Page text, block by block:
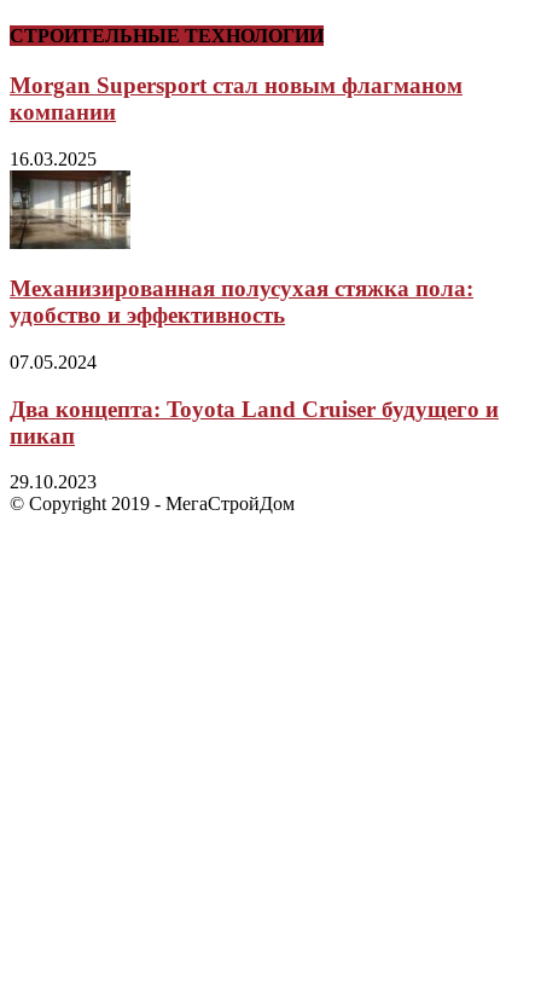
СТРОИТЕЛЬНЫЕ ТЕХНОЛОГИИ
Morgan Supersport стал новым флагманом
компании
16.03.2025
Механизированная полусухая стяжка пола:
удобство и эффективность
07.05.2024
Два концепта: Toyota Land Cruiser будущего и
пикап
29.10.2023
© Copyright 2019 - МегаСтройДом